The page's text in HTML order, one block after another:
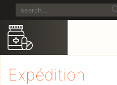
Expédition